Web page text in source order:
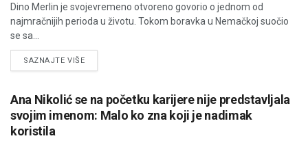
Dino Merlin je svojevremeno otvoreno govorio o jednom od
najmračnijih perioda u životu. Tokom boravka u Nemačkoj suočio
se sa...
SAZNAJTE VIŠEDETAILS
Ana Nikolić se na početku karijere nije predstavljala
svojim imenom: Malo ko zna koji je nadimak
koristila